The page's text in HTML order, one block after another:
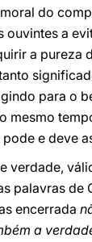
do
ouvintes a
a pureza
para o
mesmo
e deve
verdade,
palavras de
encerrada
a